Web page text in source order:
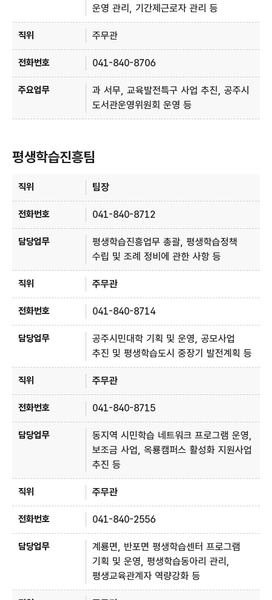
운영 관리, 기간제근로자 관리 등
주무관
041-840-8706
과 서무, 교육발전특구 사업 추진, 공주시
도서관운영위원회 운영 등
평생학습진흥팀
팀장
041-840-8712
평생학습진흥업무 총괄, 평생학습정책
수립 및 조례 정비에 관한 사항 등
주무관
041-840-8714
공주시민대학 기획 및 운영, 공모사업
추진 및 평생학습도시 중장기 발전계획 등
주무관
041-840-8715
동지역 시민학습 네트워크 프로그램 운영,
보조금 사업, 옥룡캠퍼스 활성화 지원사업
추진 등
주무관
041-840-2556
계룡면, 반포면 평생학습센터 프로그램
기획 및 운영, 평생학습동아리 관리,
평생교육관계자 역량강화 등